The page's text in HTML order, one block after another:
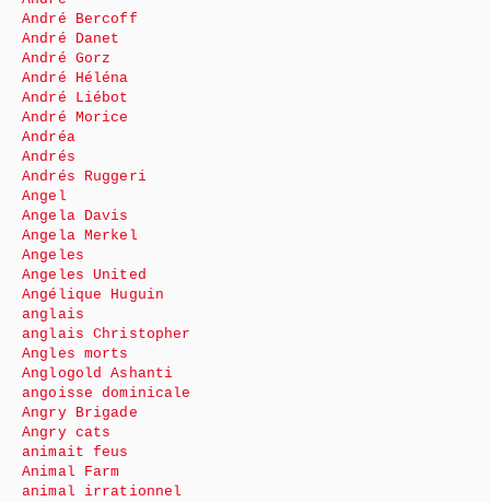
André Bercoff
André Danet
André Gorz
André Héléna
André Liébot
André Morice
Andréa
Andrés
Andrés Ruggeri
Angel
Angela Davis
Angela Merkel
Angeles
Angeles United
Angélique Huguin
anglais
anglais Christopher
Angles morts
Anglogold Ashanti
angoisse dominicale
Angry Brigade
Angry cats
animait feus
Animal Farm
animal irrationnel